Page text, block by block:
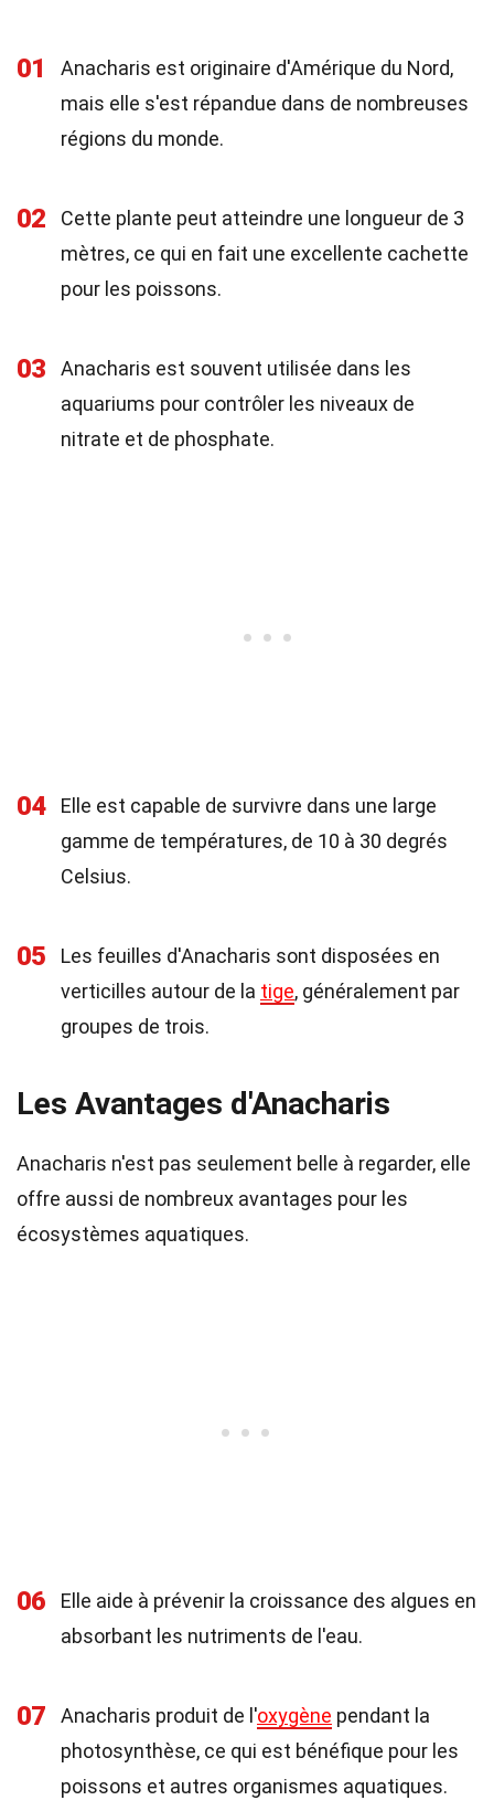
01
Anacharis est originaire d'Amérique du Nord,
mais elle s'est répandue dans de nombreuses
régions du monde.
02
Cette plante peut atteindre une longueur de 3
mètres, ce qui en fait une excellente cachette
pour les poissons.
03
Anacharis est souvent utilisée dans les
aquariums pour contrôler les niveaux de
nitrate et de phosphate.
04
Elle est capable de survivre dans une large
gamme de températures, de 10 à 30 degrés
Celsius.
05
Les feuilles d'Anacharis sont disposées en
verticilles autour de la tige, généralement par
groupes de trois.
Les Avantages d'Anacharis
Anacharis n'est pas seulement belle à regarder, elle
offre aussi de nombreux avantages pour les
écosystèmes aquatiques.
06
Elle aide à prévenir la croissance des algues en
absorbant les nutriments de l'eau.
07 Anacharis produit de l'oxygène pendant la
photosynthèse, ce qui est bénéfique pour les
poissons et autres organismes aquatiques.